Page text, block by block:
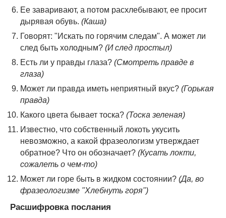
Ее заваривают, а потом расхлебывают, ее просит
дырявая обувь. (Каша)
Говорят: "Искать по горячим следам". А может ли
след быть холодным? (И след простыл)
Есть ли у правды глаза? (Смотреть правде в
глаза)
Может ли правда иметь неприятный вкус? (Горькая
правда)
Какого цвета бывает тоска? (Тоска зеленая)
Известно, что собственный локоть укусить
невозможно, а какой фразеологизм утверждает
обратное? Что он обозначает? (Кусать локти,
сожалеть о чем-то)
Может ли горе быть в жидком состоянии? (Да, во
фразеологизме "Хлебнуть горя")
Расшифровка послания